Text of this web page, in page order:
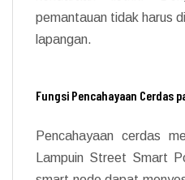
pemantauan tidak harus
lapangan.
Fungsi Pencahayaan Cerdas
Pencahayaan cerdas
Lampuin Street Smart